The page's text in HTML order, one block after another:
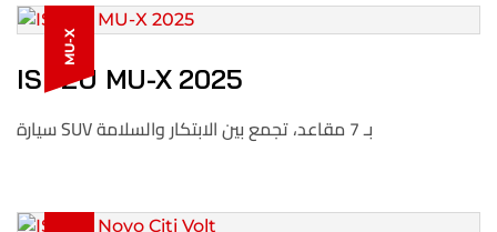
MU-X
ISUZU MU-X 2025
سيارة SUV بـ 7 مقاعد، تجمع بين الابتكار والسلامة